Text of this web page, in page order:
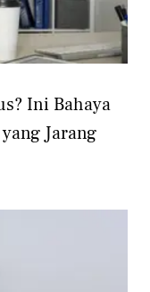
Ini Bahaya
Jarang